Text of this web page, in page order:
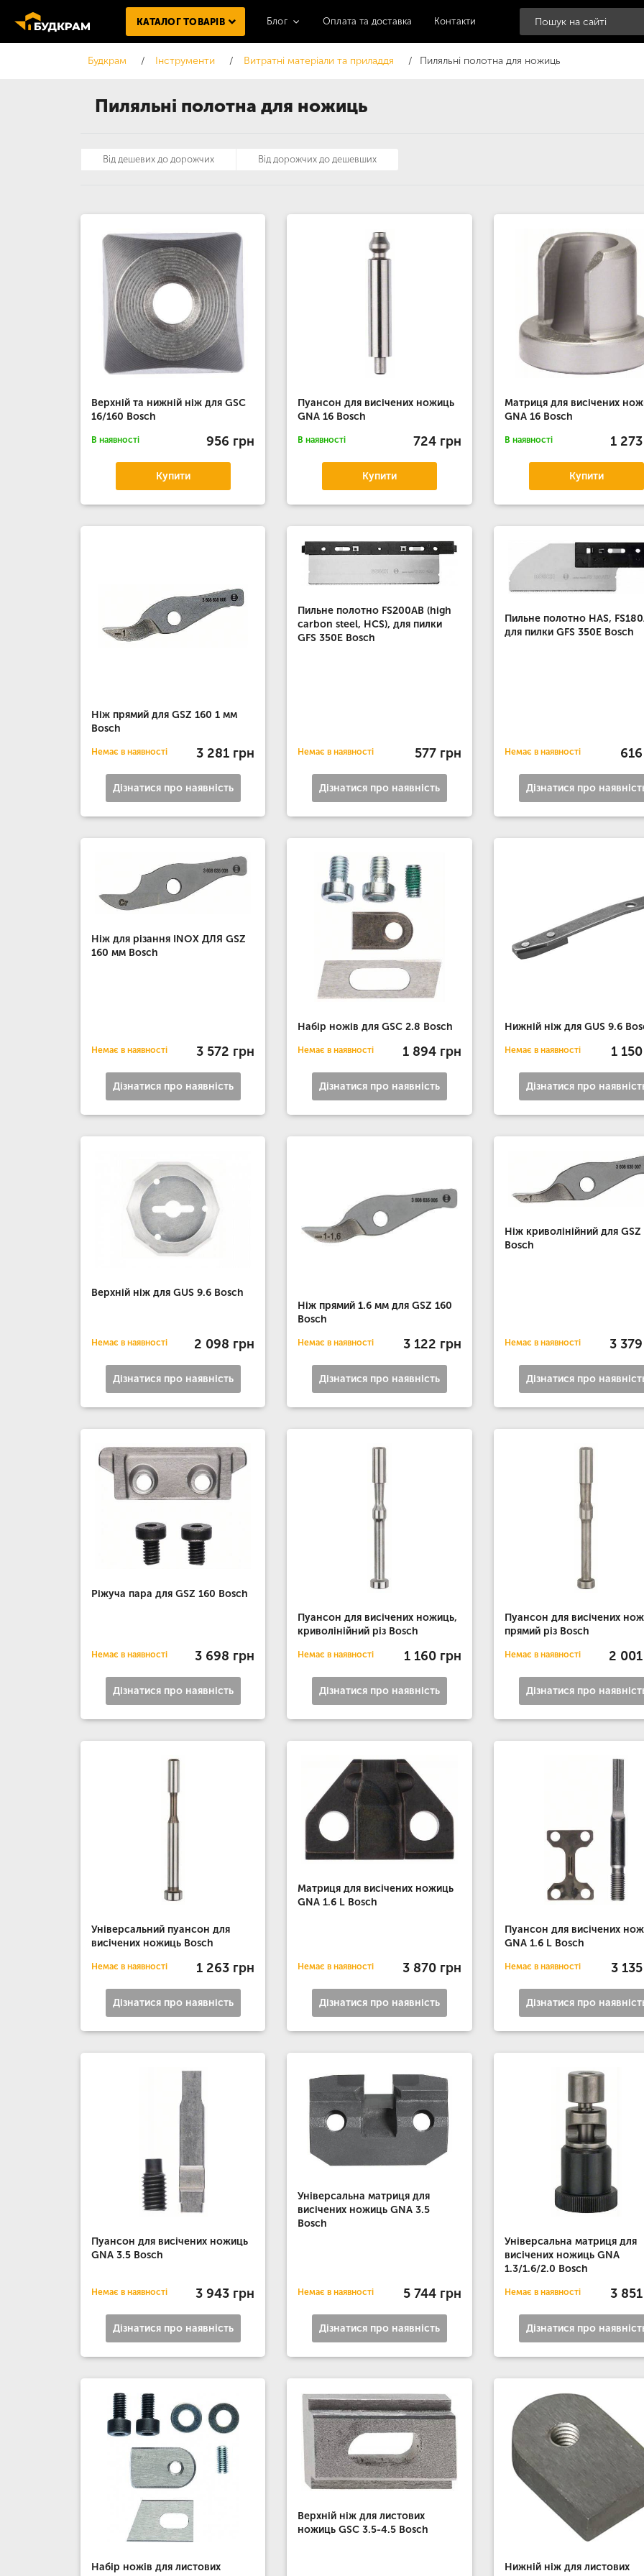
Пиляльні полотна для ножиць
КАТАЛОГ ТОВАРІВ Блог Оплата та доставка Контакти
Будкрам Інструменти Витратні матеріали та приладдя Пиляльні полотна для ножиць
Верхній та нижній ніж для GSC
16/160 Bosch
В наявності 956 грн
Купити
Пуансон для висічених ножиць
GNA 16 Bosch
В наявності 724 грн
Купити
Матриця для висічених
GNA 16 Bosch
В наявності 1
Купити
Ніж прямий для GSZ 160 1 мм
Bosch
Немає в наявності 3 281 грн
Дізнатися про наявність
Пильне полотно FS200AB (high
carbon steel, HCS), для пилки
GFS 350E Bosch
Немає в наявності 577 грн
Дізнатися про наявність
Пильне полотно HAS,
для пилки GFS 350E Bosch
Немає в наявності
Дізнатися про
Ніж для різання INOX ДЛЯ GSZ
160 мм Bosch
Немає в наявності 3 572 грн
Дізнатися про наявність
Набір ножів для GSC 2.8 Bosch
Немає в наявності 1 894 грн
Дізнатися про наявність
Нижній ніж для GUS 9.6
Немає в наявності 1
Дізнатися про
Верхній ніж для GUS 9.6 Bosch
Немає в наявності 2 098 грн
Дізнатися про наявність
Ніж прямий 1.6 мм для GSZ 160
Bosch
Немає в наявності 3 122 грн
Дізнатися про наявність
Ніж криволінійний для GSZ
Bosch
Немає в наявності 3
Дізнатися про
Ріжуча пара для GSZ 160 Bosch
Немає в наявності 3 698 грн
Дізнатися про наявність
Пуансон для висічених ножиць,
криволінійний різ Bosch
Немає в наявності 1 160 грн
Дізнатися про наявність
Пуансон для висічених
прямий різ Bosch
Немає в наявності 2
Дізнатися про
Універсальний пуансон для
висічених ножиць Bosch
Немає в наявності 1 263 грн
Дізнатися про наявність
Матриця для висічених ножиць
GNA 1.6 L Bosch
Немає в наявності 3 870 грн
Дізнатися про наявність
Пуансон для висічених
GNA 1.6 L Bosch
Немає в наявності 3
Дізнатися про
Пуансон для висічених ножиць
GNA 3.5 Bosch
Немає в наявності 3 943 грн
Дізнатися про наявність
Універсальна матриця для
висічених ножиць GNA 3.5
Bosch
Немає в наявності 5 744 грн
Дізнатися про наявність
Універсальна матриця для
висічених ножиць GNA
1.3/1.6/2.0 Bosch
Немає в наявності 3
Дізнатися про
Набір ножів для листових
Верхній ніж для листових
ножиць GSC 3.5-4.5 Bosch
Нижній ніж для листових
Від дешевих до дорожчих Від дорожчих до дешевших